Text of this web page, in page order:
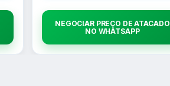
NEGOCIAR PREÇO DE ATACADO
NO WHATSAPP